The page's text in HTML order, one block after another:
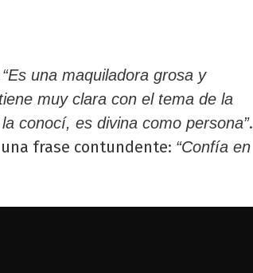
“Es una maquiladora grosa y
muy clara con el tema de la
la conocí, es divina como persona”.
frase contundente: “Confía en